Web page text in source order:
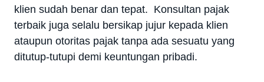
klien sudah benar dan tepat. Konsultan pajak
terbaik juga selalu bersikap jujur kepada klien
ataupun otoritas pajak tanpa ada sesuatu yang
ditutup-tutupi demi keuntungan pribadi.